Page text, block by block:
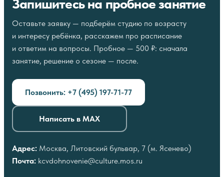
и отчётные показы студий.
Запишитесь на пробное занятие
Оставьте заявку — подберём студию по возрасту
и интересу ребёнка, расскажем про расписание
и ответим на вопросы. Пробное — 500 ₽: сначала
занятие, решение о сезоне — после.
Позвонить: +7 (495) 197-71-77
Написать в MAX
Адрес: Москва, Литовский бульвар, 7 (м. Ясенево)
Почта: kcvdohnovenie@culture.mos.ru